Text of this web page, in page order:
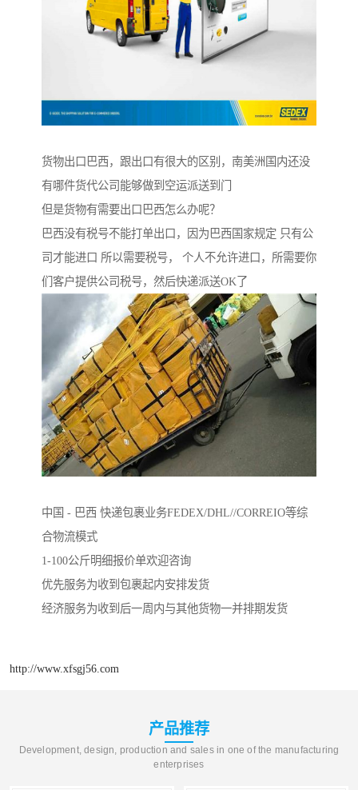
货物出口巴西，跟出口有很大的区别，南美洲国内还没
有哪件货代公司能够做到空运派送到门
但是货物有需要出口巴西怎么办呢？
巴西没有税号不能打单出口，因为巴西国家规定 只有公
司才能进口 所以需要税号， 个人不允许进口，所需要你
们客户提供公司税号，然后快递派送OK了
中国 - 巴西 快递包裹业务FEDEX/DHL//CORREIO等综
合物流模式
1-100公斤明细报价单欢迎咨询
优先服务为收到包裹起内安排发货
经济服务为收到后一周内与其他货物一并排期发货
http://www.xfsgj56.com
产品推荐
Development, design, production and sales in one of the manufacturing
enterprises